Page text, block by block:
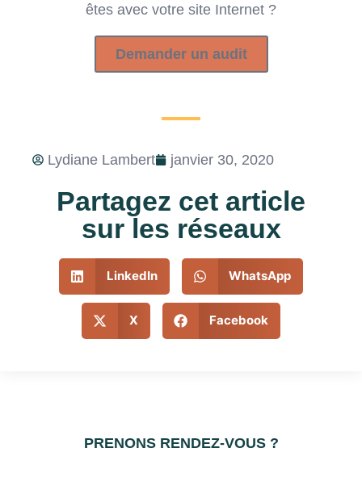
êtes avec votre site Internet ?
Demander un audit
Lydiane Lambert janvier 30, 2020
Partagez cet article
sur les réseaux
LinkedIn WhatsApp
X Facebook
PRENONS RENDEZ-VOUS ?